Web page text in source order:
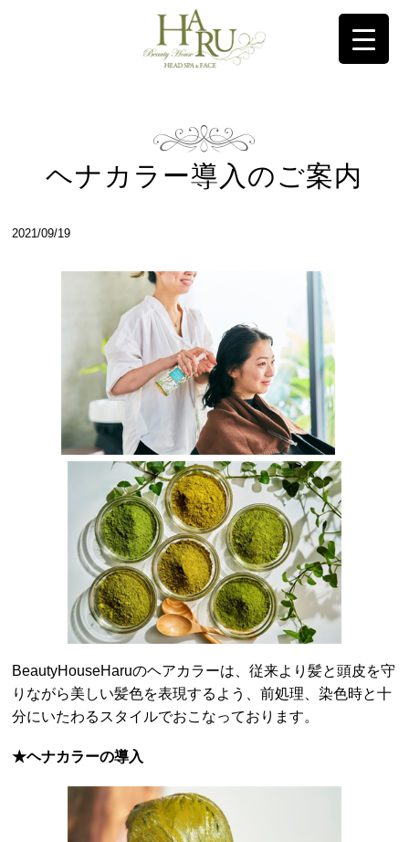
ヘナカラー導入のご案内
2021/09/19
BeautyHouseHaruのヘアカラーは、従来より髪と頭皮を守
りながら美しい髪色を表現するよう、前処理、染色時と十
分にいたわるスタイルでおこなっております。
★ヘナカラーの導入